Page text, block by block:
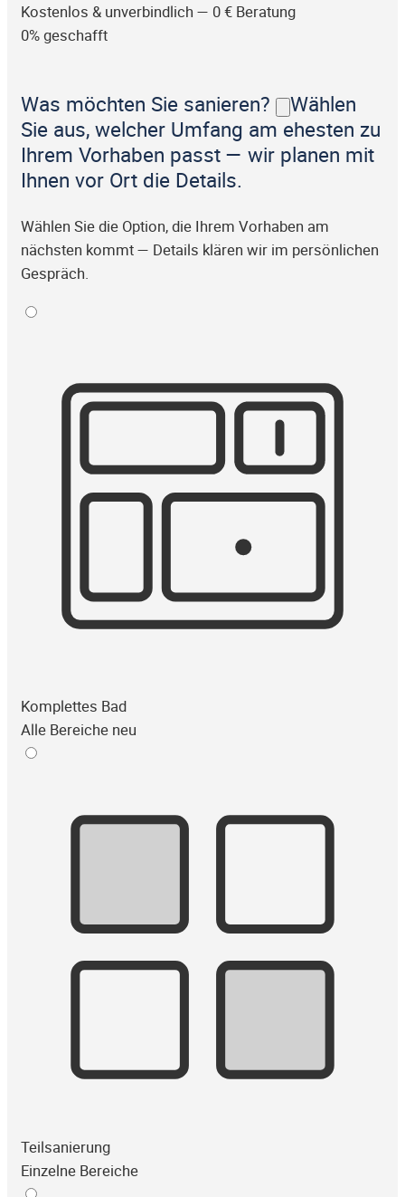
Kostenlos & unverbindlich — 0 € Beratung
0% geschafft
Was möchten Sie sanieren?
Wählen
Sie aus, welcher Umfang am ehesten zu
Ihrem Vorhaben passt — wir planen mit
Ihnen vor Ort die Details.
Wählen Sie die Option, die Ihrem Vorhaben am
nächsten kommt — Details klären wir im persönlichen
Gespräch.
Komplettes Bad
Alle Bereiche neu
Teilsanierung
Einzelne Bereiche